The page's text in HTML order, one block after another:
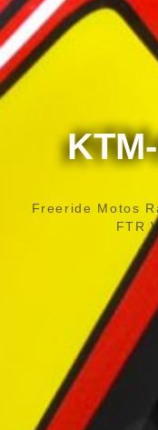
Freeride Motos
FTR